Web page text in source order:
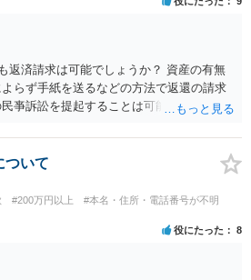
返済請求は可能でしょうか？ 資産の有無
らず手紙を送るなどの方法で返還の請求
亊訴訟を提起することは可能です。 た
訴できるとして相手が判決に従って任意
確実です。 相手方が、最初からだますつも
いるか隠匿されている可能性が高いで
訴訟で勝訴判決を得たとしても、最終的
収をすることができないという結果に終
。 民事訴訟で勝訴したからといって、国
対してお金を支払ってくれるわけでもな
ついて
#200万円以上
#本名・住所・電話番号が不明
役にたった 8